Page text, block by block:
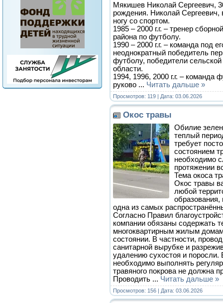
Мякишев Николай Сергеевич,
рождения. Николай
ногу со спортом.
1985 – 2000 г.г. – тренер
района по футболу.
1990 – 2000 г.г. – команда под
неоднократный победитель
футболу, победители
области.
1994, 1996, 2000 г.г. – команда
руково ... Читать дальше »
Просмотров: 119 | Дата: 03.06.2026
Окос травы
Обилие
теплый
требует
состоянием
необходимо
протяжении
Тема окоса
Окос травы
любой
одна из самых
Согласно Правил
компании обязаны содержать
многоквартирным жилым
состоянии. В частности,
санитарной вырубке и
удалению сухостоя и поросли.
необходимо выполнять
травяного покрова не должна
Проводить ... Читать дальше »
Просмотров: 156 | Дата: 03.06.2026